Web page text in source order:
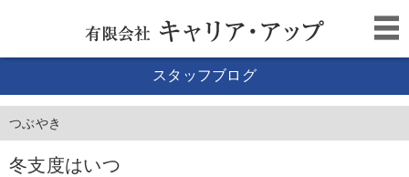
スタッフブログ
つぶやき
冬支度はいつ